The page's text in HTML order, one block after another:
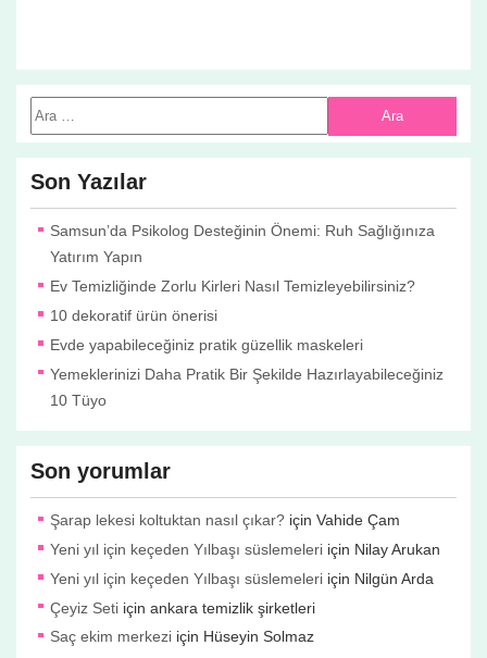
Son Yazılar
Samsun’da Psikolog Desteğinin Önemi: Ruh Sağlığınıza
Yatırım Yapın
Ev Temizliğinde Zorlu Kirleri Nasıl Temizleyebilirsiniz?
10 dekoratif ürün önerisi
Evde yapabileceğiniz pratik güzellik maskeleri
Yemeklerinizi Daha Pratik Bir Şekilde Hazırlayabileceğiniz
10 Tüyo
Son yorumlar
Şarap lekesi koltuktan nasıl çıkar? içinVahide Çam
Yeni yıl için keçeden Yılbaşı süslemeleri için Nilay Arukan
Yeni yıl için keçeden Yılbaşı süslemeleri için Nilgün Arda
Çeyiz Seti içinankara temizlik şirketleri
Saç ekim merkezi için Hüseyin Solmaz